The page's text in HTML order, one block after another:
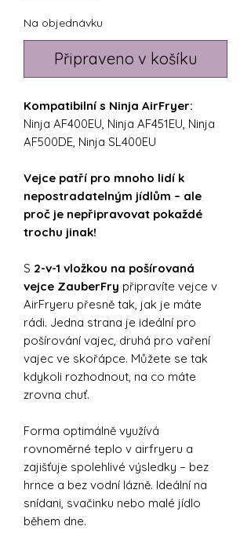
Na objednávku
Připraveno v košíku
Kompatibilní s Ninja AirFryer:
Ninja AF400EU, Ninja AF451EU, Ninja
AF500DE, Ninja SL400EU
Vejce patří pro mnoho lidí k
nepostradatelným jídlům – ale
proč je nepřipravovat pokaždé
trochu jinak!
S 2-v-1 vložkou na pošírovaná
vejce ZauberFry připravíte vejce v
AirFryeru přesně tak, jak je máte
rádi. Jedna strana je ideální pro
pošírování vajec, druhá pro vaření
vajec ve skořápce. Můžete se tak
kdykoli rozhodnout, na co máte
zrovna chuť.
Forma optimálně využívá
rovnoměrné teplo v airfryeru a
zajišťuje spolehlivé výsledky – bez
hrnce a bez vodní lázně. Ideální na
snídani, svačinku nebo malé jídlo
během dne.